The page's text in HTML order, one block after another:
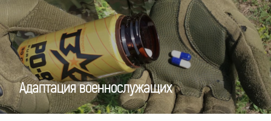
Адаптация военнослужащих